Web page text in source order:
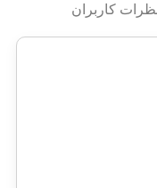
کاربران